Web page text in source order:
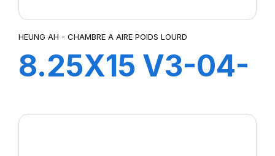
HEUNG AH - CHAMBRE A AIRE POIDS LOURD
8.25X15 V3-04-